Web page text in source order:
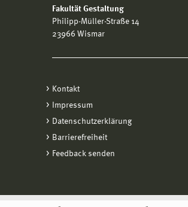
Fakultät Gestaltung
Philipp-Müller-Straße 14
23966 Wismar
Kontakt
Impressum
Datenschutzerklärung
Barrierefreiheit
Feedback senden